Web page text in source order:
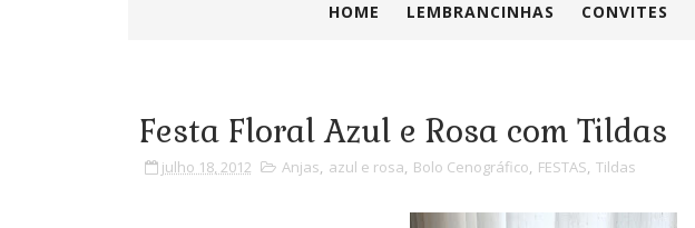
HOME LEMBRANCINHAS CONVITES
Festa Floral Azul e Rosa com Tildas
julho 18, 2012 Anjas, azul e rosa, Bolo Cenográfico, FESTAS, Tildas